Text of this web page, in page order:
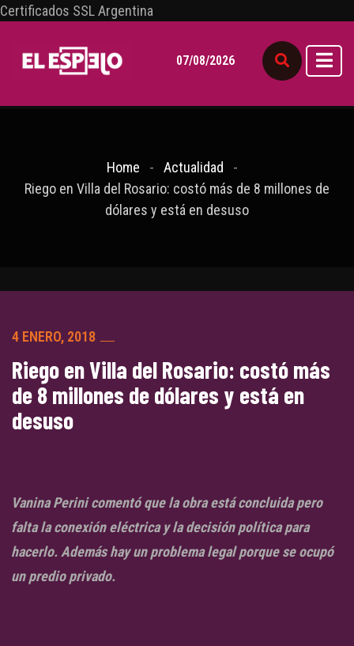
Certificados SSL Argentina
07/08/2026
Home
Actualidad
Riego en Villa del Rosario: costó más de 8 millones de
dólares y está en desuso
4 ENERO, 2018
Riego en Villa del Rosario: costó más
de 8 millones de dólares y está en
desuso
Vanina Perini comentó que la obra está concluida pero
falta la conexión eléctrica y la decisión política para
hacerlo. Además hay un problema legal porque se ocupó
un predio privado.